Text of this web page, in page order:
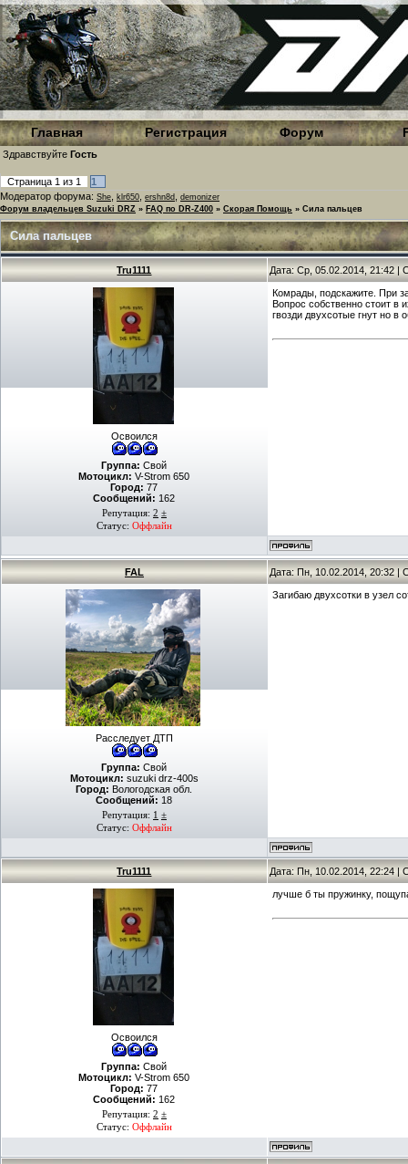
Главная Регистрация Форум
Здравствуйте Гость
Страница 1 из 1
1
Модератор форума: She klr650 ershn8d
demonizer
Форум владельцев Suzuki DRZ » FAQ по DR-Z400 » Скорая Помощь » Сила пальцев
Сила пальцев
Tru1111 Дата: Ср, 05.02.2014, 21:42 |
Освоился
Группа: Свой
Мотоцикл: V-Strom 650
Город: 77
Сообщений: 162
Репутация: 2 ±
Статус: Оффлайн
Комрады, подскажите. При
Вопрос собственно стоит в
гвозди двухсотые гнут но
FAL Дата: Пн, 10.02.2014, 20:32 |
Расследует ДТП
Группа: Свой
Мотоцикл: suzuki drz-400s
Город: Вологодская обл.
Сообщений: 18
Репутация: 1 ±
Статус: Оффлайн
Загибаю двухсотки в узел
Tru1111 Дата: Пн, 10.02.2014, 22:24 |
Освоился
Группа: Свой
Мотоцикл: V-Strom 650
Город: 77
Сообщений: 162
Репутация: 2 ±
Статус: Оффлайн
лучше б ты пружинку,